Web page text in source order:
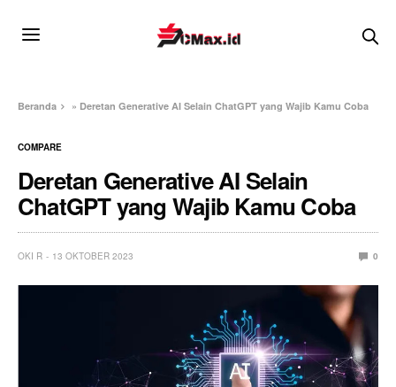
Beranda » Deretan Generative AI Selain ChatGPT yang Wajib Kamu Coba
COMPARE
Deretan Generative AI Selain
ChatGPT yang Wajib Kamu Coba
OKI R 13 OKTOBER 2023 0